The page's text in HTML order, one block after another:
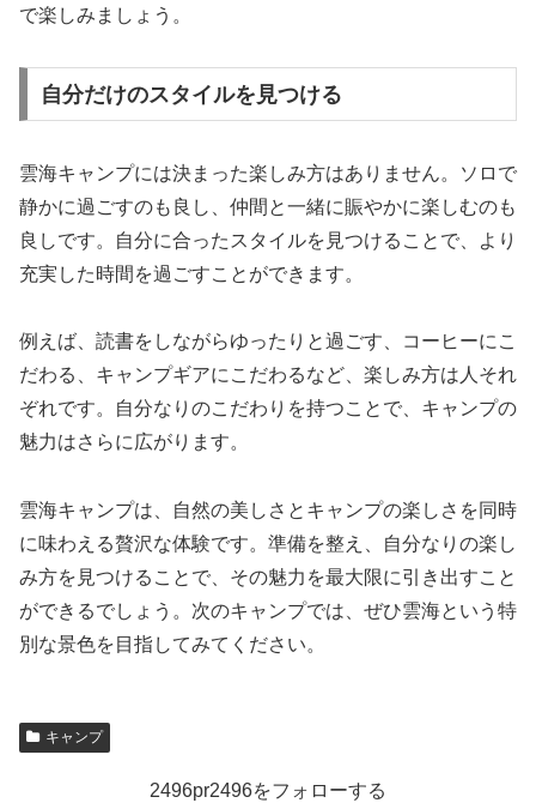
で楽しみましょう。
自分だけのスタイルを見つける
雲海キャンプには決まった楽しみ方はありません。ソロで
静かに過ごすのも良し、仲間と一緒に賑やかに楽しむのも
良しです。自分に合ったスタイルを見つけることで、より
充実した時間を過ごすことができます。
例えば、読書をしながらゆったりと過ごす、コーヒーにこ
だわる、キャンプギアにこだわるなど、楽しみ方は人それ
ぞれです。自分なりのこだわりを持つことで、キャンプの
魅力はさらに広がります。
雲海キャンプは、自然の美しさとキャンプの楽しさを同時
に味わえる贅沢な体験です。準備を整え、自分なりの楽し
み方を見つけることで、その魅力を最大限に引き出すこと
ができるでしょう。次のキャンプでは、ぜひ雲海という特
別な景色を目指してみてください。
キャンプ
2496pr2496をフォローする